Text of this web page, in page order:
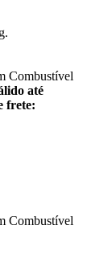
Combustível
até
frete:
Combustível